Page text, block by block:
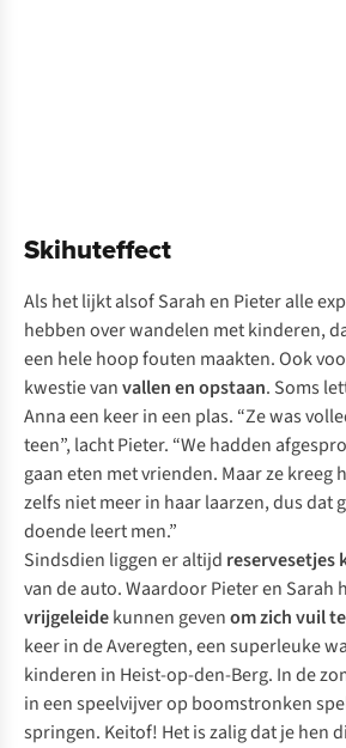
Skihuteffect
Als het lijkt alsof Sarah en Pieter alle
hebben over wandelen met kinderen,
een hele hoop fouten maakten. Ook
kwestie vanvallen en opstaan. Soms
Anna een keer in een plas. “Ze was
teen”, lacht Pieter. “We hadden
gaan eten met vrienden. Maar ze kreeg
zelfs niet meer in haar laarzen, dus dat
doende leert men.”
Sindsdien liggen er altijd reservesetjes
van de auto. Waardoor Pieter en Sarah
vrijgeleidekunnen gevenom zich vuil
keer in de Averegten, een superleuke
kinderen in Heist-op-den-Berg. In de
in een speelvijver op boomstronken
springen. Keitof! Het is zalig dat je hen